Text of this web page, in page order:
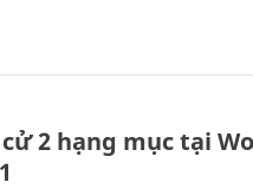
2 hạng mục tại